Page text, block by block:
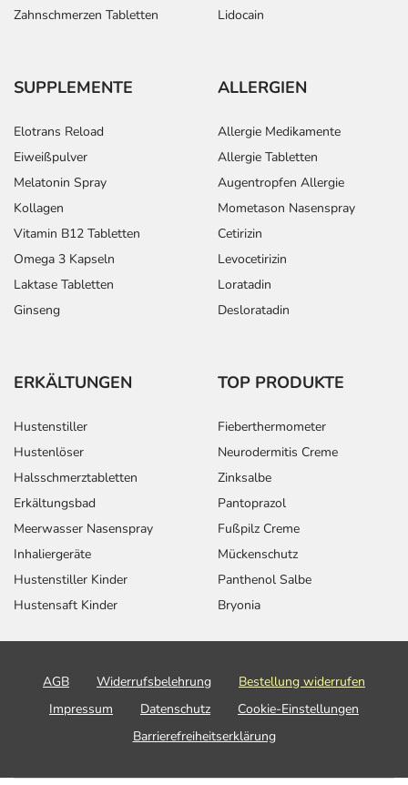
Zahnschmerzen Tabletten Lidocain
SUPPLEMENTE
Elotrans Reload
Eiweißpulver
Melatonin Spray
Kollagen
Vitamin B12 Tabletten
Omega 3 Kapseln
Laktase Tabletten
Ginseng
ALLERGIEN
Allergie Medikamente
Allergie Tabletten
Augentropfen Allergie
Mometason Nasenspray
Cetirizin
Levocetirizin
Loratadin
Desloratadin
ERKÄLTUNGEN
Hustenstiller
Hustenlöser
Halsschmerztabletten
Erkältungsbad
Meerwasser Nasenspray
Inhaliergeräte
Hustenstiller Kinder
Hustensaft Kinder
TOP PRODUKTE
Fieberthermometer
Neurodermitis Creme
Zinksalbe
Pantoprazol
Fußpilz Creme
Mückenschutz
Panthenol Salbe
Bryonia
AGB Widerrufsbelehrung
Bestellung widerrufen
Impressum
Datenschutz
Cookie-Einstellungen
Barrierefreiheitserklärung